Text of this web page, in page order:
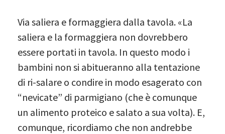
Via saliera e formaggiera dalla tavola. «La
saliera e la formaggiera non dovrebbero
essere portati in tavola. In questo modo i
bambini non si abitueranno alla tentazione
di ri-salare o condire in modo esagerato con
“nevicate” di parmigiano (che è comunque
un alimento proteico e salato a sua volta). E,
comunque, ricordiamo che non andrebbe